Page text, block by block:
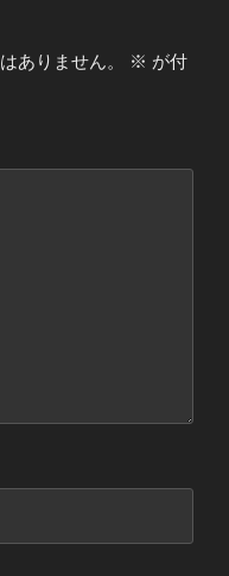
ありません。 ※ が付